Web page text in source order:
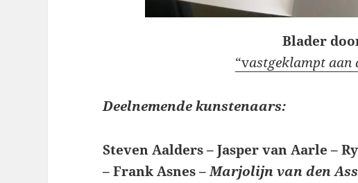
Blader
“vastgeklampt aan
Deelnemende kunstenaars:
Steven Aalders – Jasper van Aarle –
– Frank Asnes –Marjolijn van den